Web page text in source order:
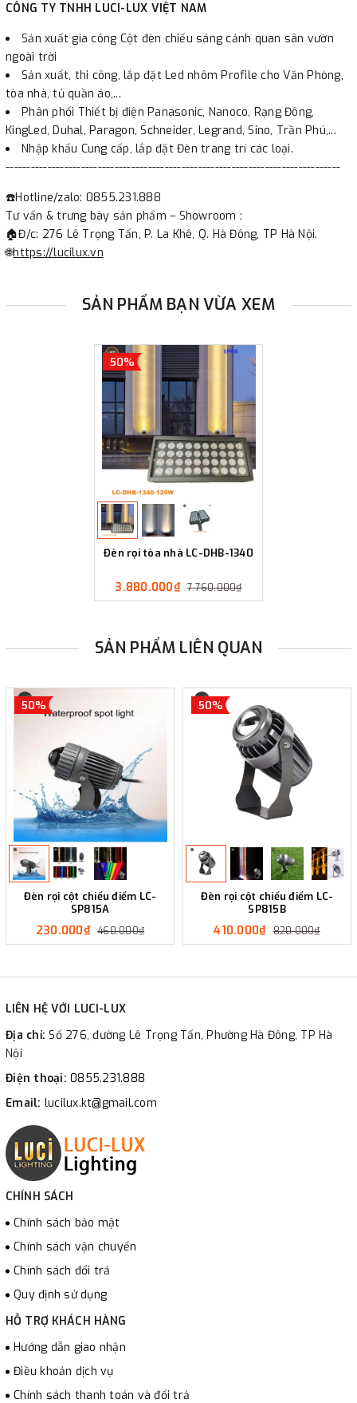
CÔNG TY TNHH LUCI-LUX VIỆT NAM
Sản xuất gia công Cột đèn chiếu sáng cảnh quan sân vườn
ngoài trời
Sản xuất, thi công, lắp đặt Led nhôm Profile cho Văn Phòng,
tòa nhà, tủ quần áo,...
Phân phối Thiết bị điện Panasonic, Nanoco, Rạng Đông,
KingLed, Duhal, Paragon, Schneider, Legrand, Sino, Trần Phú,...
Nhập khẩu Cung cấp, lắp đặt Đèn trang trí các loại.
--------------------------------------------------------------------------------
☎️Hotline/zalo: 0855.231.888
Tư vấn & trưng bày sản phẩm – Showroom :
🏠Đ/c: 276 Lê Trọng Tấn, P. La Khê, Q. Hà Đông, TP Hà Nội.
🌐https://lucilux.vn
SẢN PHẨM BẠN VỪA XEM
50%
Đèn rọi tòa nhà LC-DHB-1340
3.880.000₫ 7.760.000₫
SẢN PHẨM LIÊN QUAN
50%
Đèn rọi cột chiếu điểm LC-
SP815A
230.000₫ 460.000₫
50%
Đèn rọi cột chiếu điểm LC-
SP815B
410.000₫ 820.000₫
LIÊN HỆ VỚI LUCI-LUX
Địa chỉ:Số 276, đường Lê Trọng Tấn, Phường Hà Đông, TP Hà
Nội
Điện thoại: 0855.231.888
Email: lucilux.kt@gmail.com
CHÍNH SÁCH
Chính sách bảo mật
Chính sách vận chuyển
Chính sách đổi trả
Quy định sử dụng
HỖ TRỢ KHÁCH HÀNG
Hướng dẫn giao nhận
Điều khoản dịch vụ
Chính sách thanh toán và đổi trả